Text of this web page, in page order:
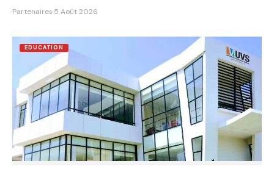
Partenaires·5 Août 2026
EDUCATION